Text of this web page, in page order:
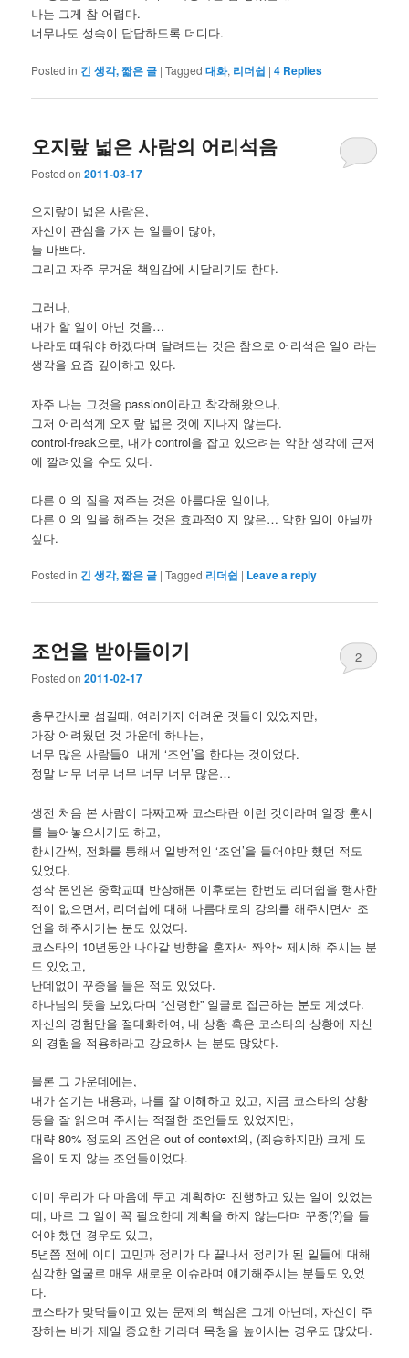
나는 그게 참 어렵다.
너무나도 성숙이 답답하도록 더디다.
Posted in 긴 생각, 짧은 글 |Tagged 대화, 리더쉽 |4 Replies
오지랖 넓은 사람의 어리석음
Posted on2011-03-17
오지랖이 넓은 사람은,
자신이 관심을 가지는 일들이 많아,
늘 바쁘다.
그리고 자주 무거운 책임감에 시달리기도 한다.
그러나,
내가 할 일이 아닌 것을…
나라도 때워야 하겠다며 달려드는 것은 참으로 어리석은 일이라는
생각을 요즘 깊이하고 있다.
자주 나는 그것을 passion이라고 착각해왔으나,
그저 어리석게 오지랖 넓은 것에 지나지 않는다.
control-freak으로, 내가 control을 잡고 있으려는 악한 생각에 근저
에 깔려있을 수도 있다.
다른 이의 짐을 져주는 것은 아름다운 일이나,
다른 이의 일을 해주는 것은 효과적이지 않은… 악한 일이 아닐까
싶다.
Posted in 긴 생각, 짧은 글 |Tagged 리더쉽 | Leave a reply
조언을 받아들이기
Posted on2011-02-17
2
총무간사로 섬길때, 여러가지 어려운 것들이 있었지만,
가장 어려웠던 것 가운데 하나는,
너무 많은 사람들이 내게 ‘조언’을 한다는 것이었다.
정말 너무 너무 너무 너무 너무 많은…
생전 처음 본 사람이 다짜고짜 코스타란 이런 것이라며 일장 훈시
를 늘어놓으시기도 하고,
한시간씩, 전화를 통해서 일방적인 ‘조언’을 들어야만 했던 적도
있었다.
정작 본인은 중학교때 반장해본 이후로는 한번도 리더쉽을 행사한
적이 없으면서, 리더쉽에 대해 나름대로의 강의를 해주시면서 조
언을 해주시기는 분도 있었다.
코스타의 10년동안 나아갈 방향을 혼자서 쫘악~ 제시해 주시는 분
도 있었고,
난데없이 꾸중을 들은 적도 있었다.
하나님의 뜻을 보았다며 “신령한” 얼굴로 접근하는 분도 계셨다.
자신의 경험만을 절대화하여, 내 상황 혹은 코스타의 상황에 자신
의 경험을 적용하라고 강요하시는 분도 많았다.
물론 그 가운데에는,
내가 섬기는 내용과, 나를 잘 이해하고 있고, 지금 코스타의 상황
등을 잘 읽으며 주시는 적절한 조언들도 있었지만,
대략 80% 정도의 조언은 out of context의, (죄송하지만) 크게 도
움이 되지 않는 조언들이었다.
이미 우리가 다 마음에 두고 계획하여 진행하고 있는 일이 있었는
데, 바로 그 일이 꼭 필요한데 계획을 하지 않는다며 꾸중(?)을 들
어야 했던 경우도 있고,
5년쯤 전에 이미 고민과 정리가 다 끝나서 정리가 된 일들에 대해
심각한 얼굴로 매우 새로운 이슈라며 얘기해주시는 분들도 있었
다.
코스타가 맞닥들이고 있는 문제의 핵심은 그게 아닌데, 자신이 주
장하는 바가 제일 중요한 거라며 목청을 높이시는 경우도 많았다.